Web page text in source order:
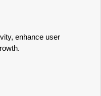
enhance user